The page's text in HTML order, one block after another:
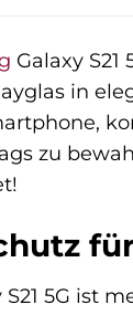
Galaxy
in
zu
für
5G ist